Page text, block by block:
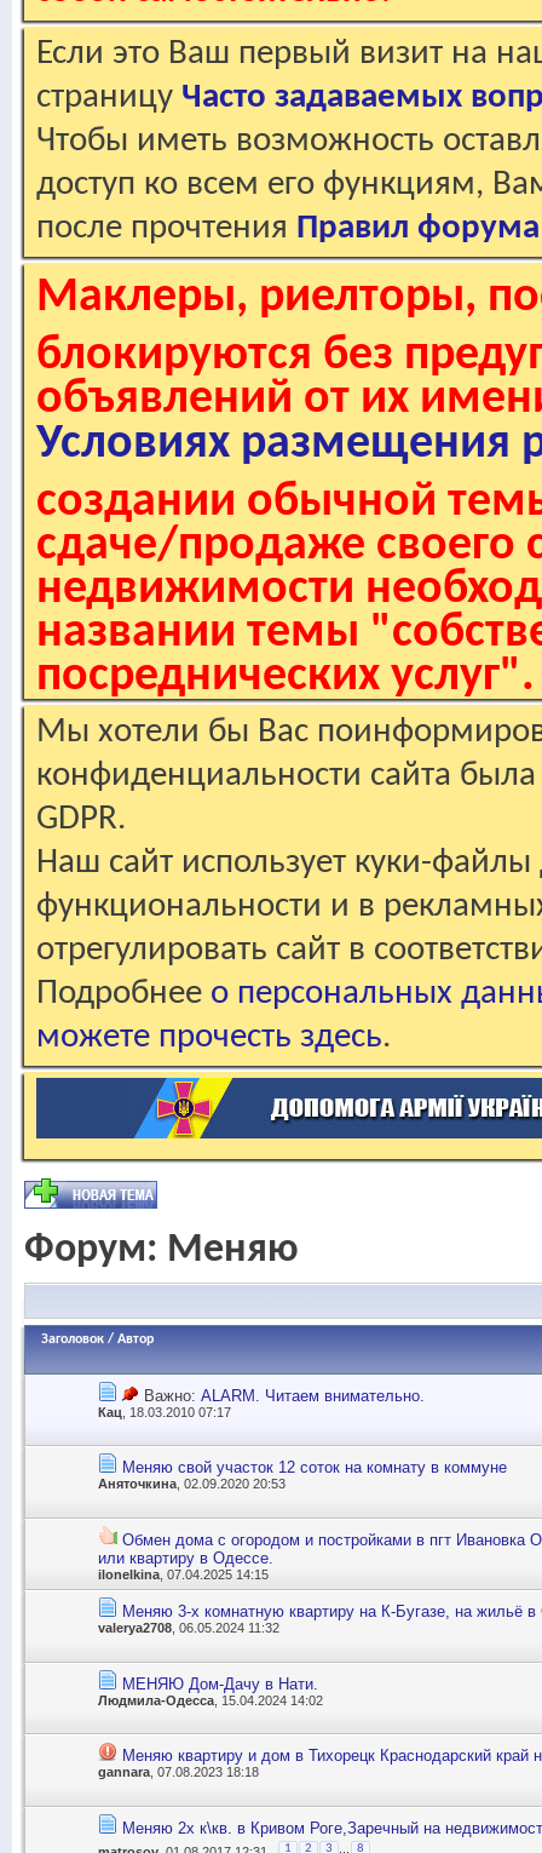
Если это Ваш первый визит на
страницу Часто задаваемых
Чтобы иметь возможность
доступ ко всем его функциям,
после прочтения Правил форума
Маклеры, риелторы,
блокируются без
объявлений от их
Условиях размещения
создании обычной
сдаче/продаже своего
недвижимости
названии темы
посреднических услуг".
Мы хотели бы Вас
конфиденциальности сайта
GDPR.
Наш сайт использует куки-файлы
функциональности и в
отрегулировать сайт в
Подробнее о персональных
можете прочесть здесь.
Форум: Меняю
Заголовок / Автор
Важно: ALARM. Читаем внимательно.
Кац , 18.03.2010 07:17
Меняю свой участок 12 соток на комнату в коммуне
Аняточкина, 02.09.2020 20:53
Обмен дома с огородом и постройками в пгт Ивановка
или квартиру в Одессе.
ilonelkina , 07.04.2025 14:15
Меняю 3-х комнатную квартиру на К-Бугазе, на жильё
valerya2708, 06.05.2024 11:32
МЕНЯЮ Дом-Дачу в Нати.
Людмила-Одесса , 15.04.2024 14:02
Меняю квартиру и дом в Тихорецк Краснодарский край
gannara , 07.08.2023 18:18
Меняю 2х к\кв. в Кривом Роге,Заречный на
1 2 3 8